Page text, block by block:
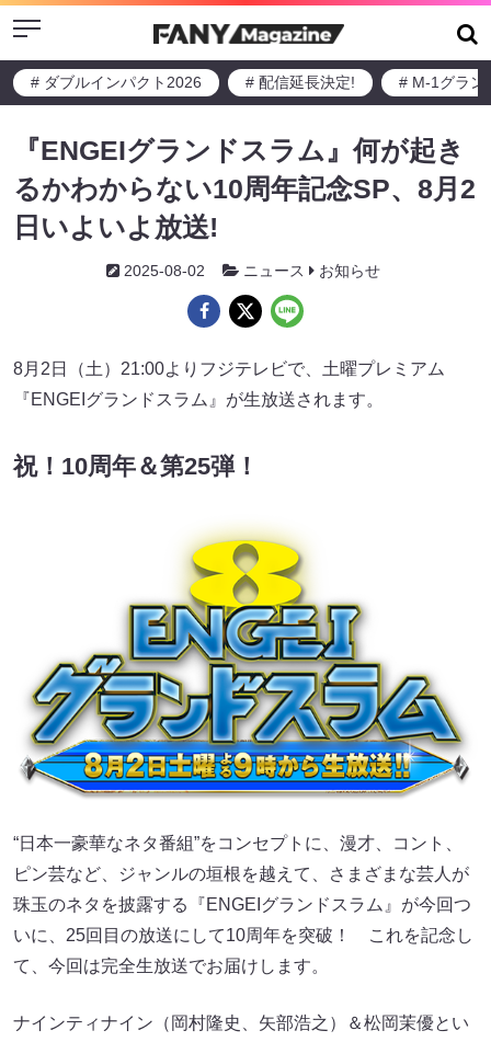
Menu
# ダブルインパクト2026 # 配信延長決定! # M-1グラン
『ENGEIグランドスラム』何が起き
るかわからない10周年記念SP、8月2
日いよいよ放送!
2025-08-02 ニュース お知らせ
8月2日（土）21:00よりフジテレビで、土曜プレミアム
『ENGEIグランドスラム』が生放送されます。
祝！10周年＆第25弾！
“日本一豪華なネタ番組”をコンセプトに、漫才、コント、
ピン芸など、ジャンルの垣根を越えて、さまざまな芸人が
珠玉のネタを披露する『ENGEIグランドスラム』が今回つ
いに、25回目の放送にして10周年を突破！ これを記念し
て、今回は完全生放送でお届けします。
ナインティナイン（岡村隆史、矢部浩之）＆松岡茉優とい